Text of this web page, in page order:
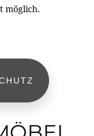
möglich.